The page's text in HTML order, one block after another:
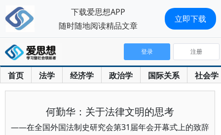
首页 法学 经济学 政治学 国际关系 社会学
登录 注册
何勤华：关于法律文明的思考
——在全国外国法制史研究会第31届年会开幕式上的致辞
下载爱思想APP
随时随地阅读精品文章
立即下载